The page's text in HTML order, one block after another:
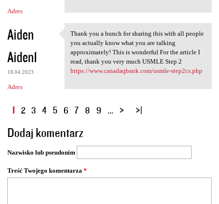
Adres
Aiden
Aiden1
18.04.2023
Adres
Thank you a bunch for sharing
Thank you a bunch for sharing this with all people
you actually know what you are talking
approximately! This is wonderful For the article I
read, thank you very much USMLE Step 2
https://www.canadaqbank.com/usmle-step2cs.php
S
r
o
n
y
1 2 3 4 5 6 7 8 9 …
Dodaj komentarz
Nazwisko lub pseudonim
Treść Twojego komentarza *